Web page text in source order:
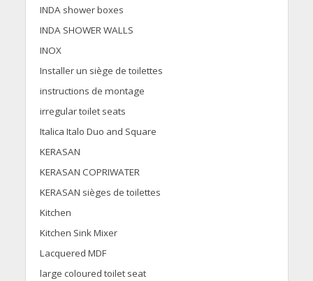
INDA shower boxes
INDA SHOWER WALLS
INOX
Installer un siège de toilettes
instructions de montage
irregular toilet seats
Italica Italo Duo and Square
KERASAN
KERASAN COPRIWATER
KERASAN sièges de toilettes
Kitchen
Kitchen Sink Mixer
Lacquered MDF
large coloured toilet seat